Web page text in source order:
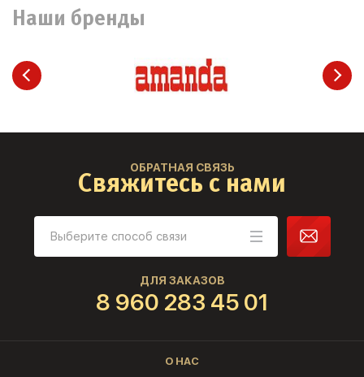
Наши бренды
ОБРАТНАЯ СВЯЗЬ
Свяжитесь с нами
ДЛЯ ЗАКАЗОВ
8 960 283 45 01
О НАС